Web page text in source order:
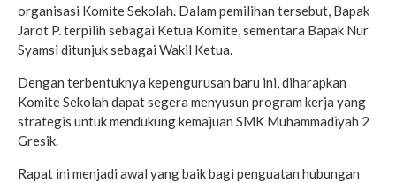
organisasi Komite Sekolah. Dalam pemilihan tersebut, Bapak
Jarot P. terpilih sebagai Ketua Komite, sementara Bapak Nur
Syamsi ditunjuk sebagai Wakil Ketua.
Dengan terbentuknya kepengurusan baru ini, diharapkan
Komite Sekolah dapat segera menyusun program kerja yang
strategis untuk mendukung kemajuan SMK Muhammadiyah 2
Gresik.
Rapat ini menjadi awal yang baik bagi penguatan hubungan